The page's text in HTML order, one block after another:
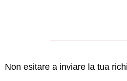
Non esitare a inviare la tua